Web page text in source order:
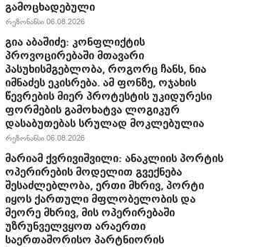
გამოცხადებული
რეზონანსი 06.08.2026
გია აბაშიძე: კონფლიქტის
პროვოცირებაში მთავარი
პასუხისმგებლობა, როგორც ჩანს, ნია
იმნაძეს ეკისრება. ამ ფონზე, ოჯახის
წევრების მიერ პროტესტის უკიდურესი
ფორმების გამოხატვა ლოგიკურ
დასაბუთებას სრულად მოკლებულია
რეზონანსი 06.08.2026
მარიამ ქვრივიშვილი: ანაკლიის პორტის
ოპერირების მოდელით გვექნება
შესაძლებლობა, ერთი მხრივ, პორტი
იყოს ქართული მფლობელობის და
მეორე მხრივ, მის ოპერირებაში
უზრუნველვყოთ არაერთი
საერთაშორისო პარტნიორის